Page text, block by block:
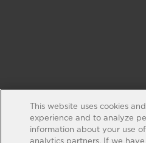
This website uses cookies
experience and to analyze
information about your use